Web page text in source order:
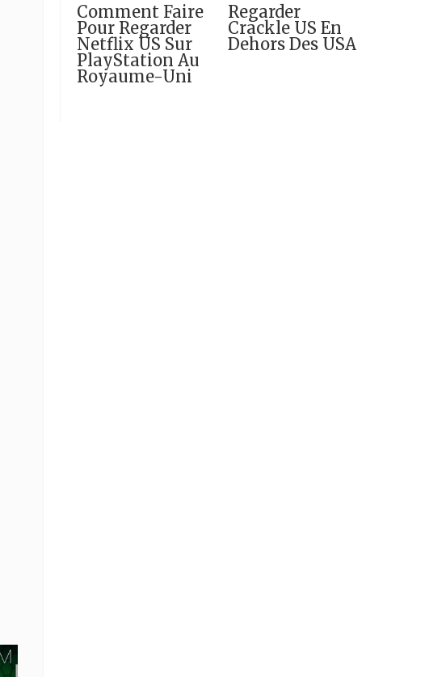
Comment Faire
Pour Regarder
Netflix US Sur
PlayStation Au
Royaume-Uni
Regarder
Crackle US En
Dehors Des USA